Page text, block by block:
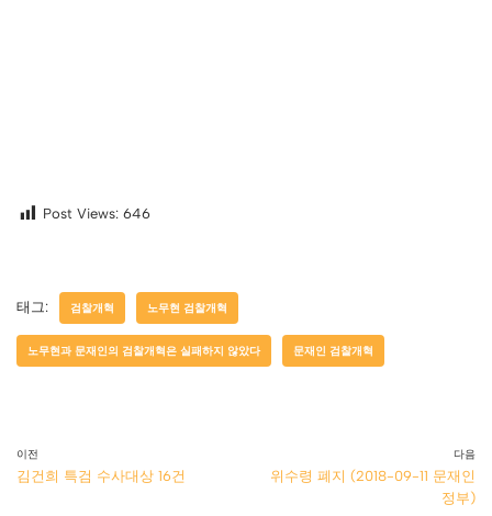
Post Views: 646
태그: 검찰개혁 노무현 검찰개혁
노무현과 문재인의 검찰개혁은 실패하지 않았다 문재인 검찰개혁
이전
김건희 특검 수사대상 16건
다음
위수령 폐지 (2018-09-11 문재인
정부)